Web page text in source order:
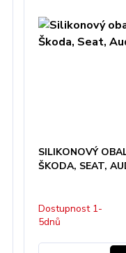
SILIKONOVÝ
ŠKODA, SEAT,
Dostupnost 1-
5dnů